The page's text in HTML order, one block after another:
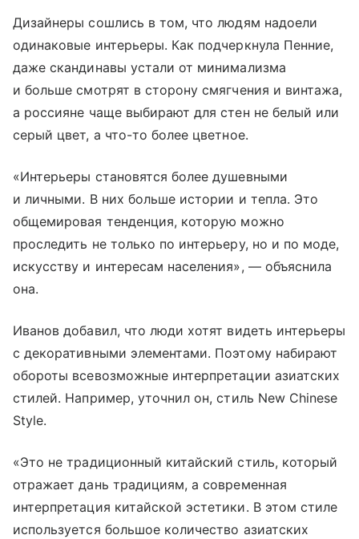
Дизайнеры сошлись в том, что людям надоели
одинаковые интерьеры. Как подчеркнула Пенние,
даже скандинавы устали от минимализма
и больше смотрят в сторону смягчения и винтажа,
а россияне чаще выбирают для стен не белый или
серый цвет, а что-то более цветное.
«Интерьеры становятся более душевными
и личными. В них больше истории и тепла. Это
общемировая тенденция, которую можно
проследить не только по интерьеру, но и по моде,
искусству и интересам населения», — объяснила
она.
Иванов добавил, что люди хотят видеть интерьеры
с декоративными элементами. Поэтому набирают
обороты всевозможные интерпретации азиатских
стилей. Например, уточнил он, стиль New Chinese
Style.
«Это не традиционный китайский стиль, который
отражает дань традициям, а современная
интерпретация китайской эстетики. В этом стиле
используется большое количество азиатских